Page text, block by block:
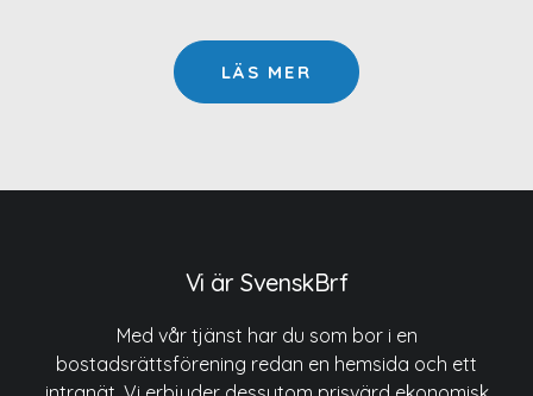
LÄS MER
Vi är SvenskBrf
Med vår tjänst har du som bor i en
bostadsrättsförening redan en hemsida och ett